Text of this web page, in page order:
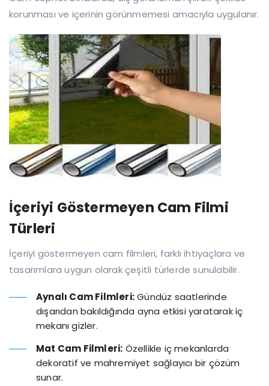
korunması ve içerinin görünmemesi amacıyla uygulanır.
İçeriyi Göstermeyen Cam Filmi
Türleri
İçeriyi göstermeyen cam filmleri, farklı ihtiyaçlara ve
tasarımlara uygun olarak çeşitli türlerde sunulabilir.
Aynalı Cam Filmleri:Gündüz saatlerinde
dışarıdan bakıldığında ayna etkisi yaratarak iç
mekanı gizler.
Mat Cam Filmleri: Özellikle iç mekanlarda
dekoratif ve mahremiyet sağlayıcı bir çözüm
sunar.